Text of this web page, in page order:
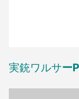
実銃ワルサー